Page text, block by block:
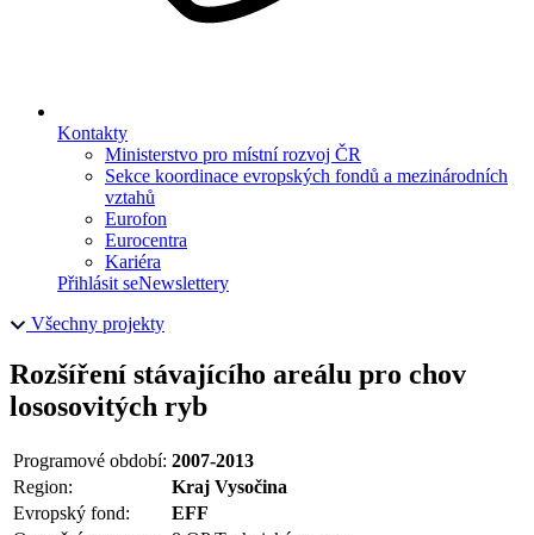
Kontakty
Ministerstvo pro místní rozvoj ČR
Sekce koordinace evropských fondů a mezinárodních
vztahů
Eurofon
Eurocentra
Kariéra
Přihlásit seNewslettery
Všechny projekty
Rozšíření stávajícího areálu pro chov
lososovitých ryb
Programové období: 2007-2013
Region:
Kraj Vysočina
Evropský fond:
EFF